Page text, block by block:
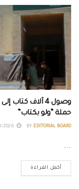
وصول 4 آلاف
حملة “ولو بكتاب”
BY EDITORIAL BOARD
...
أكمل القراءة